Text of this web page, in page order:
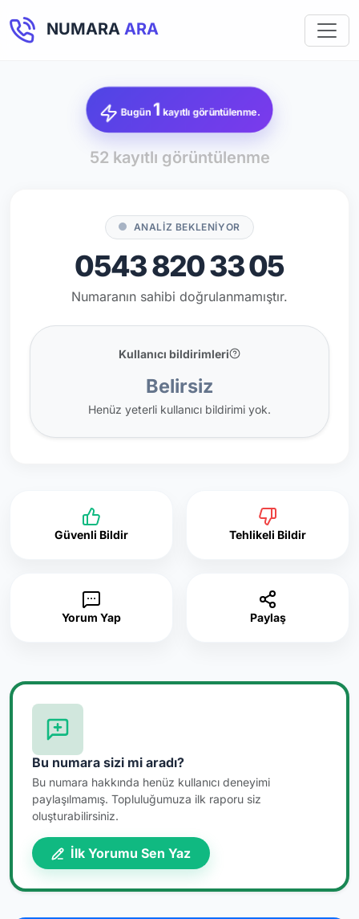
NUMARA ARA
Bugün1 kayıtlı görüntülenme.
52 kayıtlı görüntülenme
ANALİZ BEKLENİYOR
0543 820 33 05
Numaranın sahibi doğrulanmamıştır.
Kullanıcı bildirimleri
Belirsiz
Henüz yeterli kullanıcı bildirimi yok.
Güvenli Bildir Tehlikeli Bildir
Yorum Yap Paylaş
Bu numara sizi mi aradı?
Bu numara hakkında henüz kullanıcı deneyimi
paylaşılmamış. Topluluğumuza ilk raporu siz
oluşturabilirsiniz.
İlk Yorumu Sen Yaz